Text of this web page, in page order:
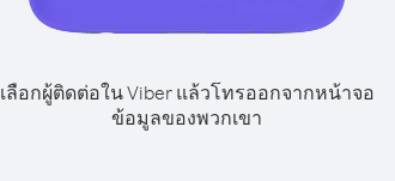
เลือกผู้ติดต่อใน Viber แล้วโทรออกจากหน้าจอ
ข้อมูลของพวกเขา